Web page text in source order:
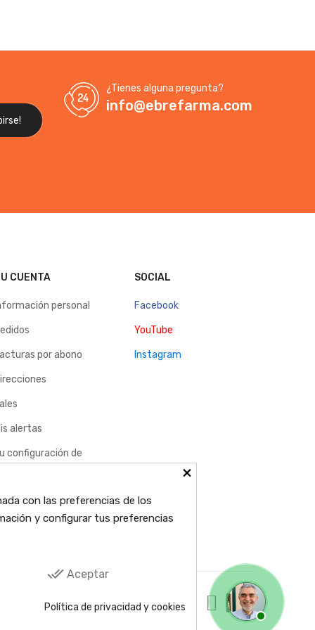
¿Tienes alguna pregunta?
info@ebrefarma.com
CUENTA
personal
por abono
alertas
configuración de
SOCIAL
Facebook
YouTube
Instagram
×
con las preferencias de los
y configurar tus preferencias
done_all Aceptar
Política de privacidad y cookies